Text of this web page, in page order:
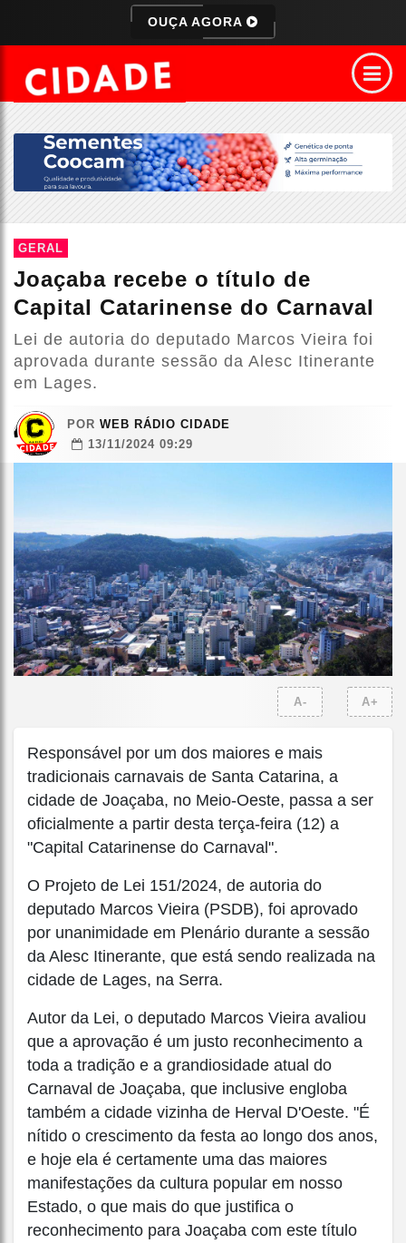
OUÇA AGORA
GERAL
Joaçaba recebe o título de
Capital Catarinense do Carnaval
Lei de autoria do deputado Marcos Vieira foi
aprovada durante sessão da Alesc Itinerante
em Lages.
POR WEB RÁDIO CIDADE
13/11/2024 09:29
A- A+
Responsável por um dos maiores e mais
tradicionais carnavais de Santa Catarina, a
cidade de Joaçaba, no Meio-Oeste, passa a ser
oficialmente a partir desta terça-feira (12) a
"Capital Catarinense do Carnaval".
O Projeto de Lei 151/2024, de autoria do
deputado Marcos Vieira (PSDB), foi aprovado
por unanimidade em Plenário durante a sessão
da Alesc Itinerante, que está sendo realizada na
cidade de Lages, na Serra.
Autor da Lei, o deputado Marcos Vieira avaliou
que a aprovação é um justo reconhecimento a
toda a tradição e a grandiosidade atual do
Carnaval de Joaçaba, que inclusive engloba
também a cidade vizinha de Herval D'Oeste. "É
nítido o crescimento da festa ao longo dos anos,
e hoje ela é certamente uma das maiores
manifestações da cultura popular em nosso
Estado, o que mais do que justifica o
reconhecimento para Joaçaba com este título